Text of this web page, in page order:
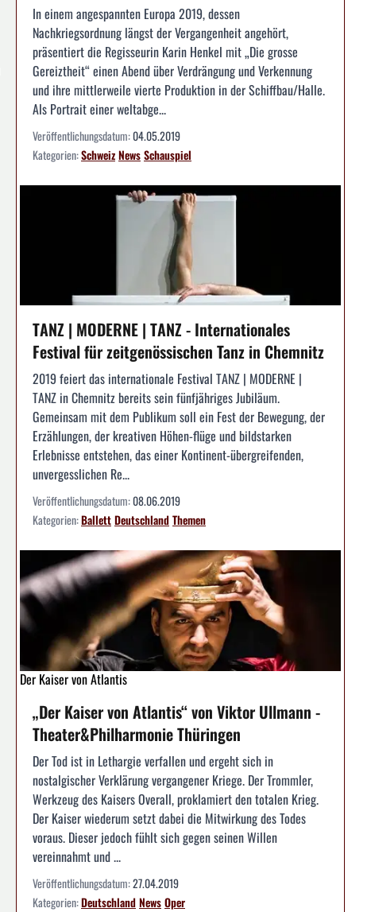
In einem angespannten Europa 2019, dessen
Nachkriegsordnung längst der Vergangenheit angehört,
präsentiert die Regisseurin Karin Henkel mit „Die grosse
Gereiztheit“ einen Abend über Verdrängung und Verkennung
und ihre mittlerweile vierte Produktion in der Schiffbau/Halle.
Als Portrait einer weltabge...
Veröffentlichungsdatum:04.05.2019
Kategorien:SchweizNewsSchauspiel
TANZ | MODERNE | TANZ - Internationales
Festival für zeitgenössischen Tanz in Chemnitz
2019 feiert das internationale Festival TANZ | MODERNE |
TANZ in Chemnitz bereits sein fünfjähriges Jubiläum.
Gemeinsam mit dem Publikum soll ein Fest der Bewegung, der
Erzählungen, der kreativen Höhen-flüge und bildstarken
Erlebnisse entstehen, das einer Kontinent-übergreifenden,
unvergesslichen Re...
Veröffentlichungsdatum:08.06.2019
Kategorien:BallettDeutschlandThemen
Der Kaiser von Atlantis
„Der Kaiser von Atlantis“ von Viktor Ullmann -
Theater&Philharmonie Thüringen
Der Tod ist in Lethargie verfallen und ergeht sich in
nostalgischer Verklärung vergangener Kriege. Der Trommler,
Werkzeug des Kaisers Overall, proklamiert den totalen Krieg.
Der Kaiser wiederum setzt dabei die Mitwirkung des Todes
voraus. Dieser jedoch fühlt sich gegen seinen Willen
vereinnahmt und ...
Veröffentlichungsdatum:27.04.2019
Kategorien:DeutschlandNewsOper